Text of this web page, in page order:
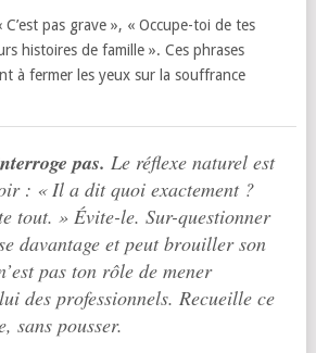
pas grave », « Occupe-toi de tes
histoires de famille ». Ces phrases
à fermer les yeux sur la souffrance
pas. Le réflexe naturel est
: « Il a dit quoi exactement ?
tout. » Évite-le. Sur-questionner
davantage et peut brouiller son
pas ton rôle de mener
des professionnels. Recueille ce
sans pousser.